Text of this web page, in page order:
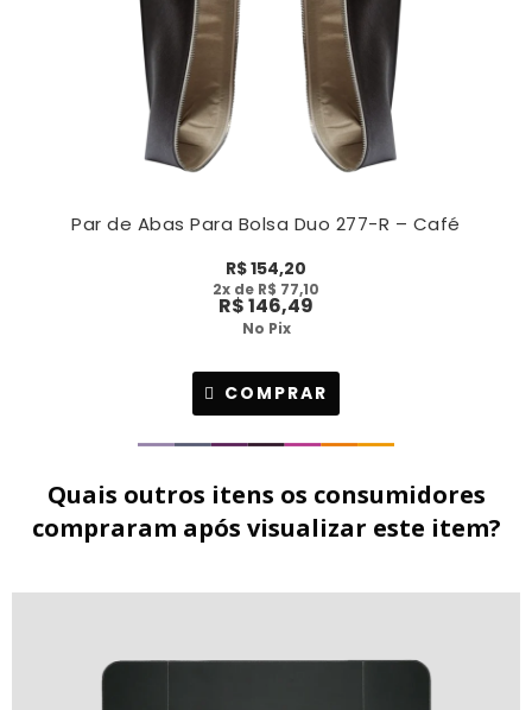
Par de Abas Para Bolsa Duo 277-R – Café
R$146,49
No Pix
R$154,20
2x de R$ 77,10
COMPRAR
Quais outros itens os consumidores
compraram após visualizar este item?